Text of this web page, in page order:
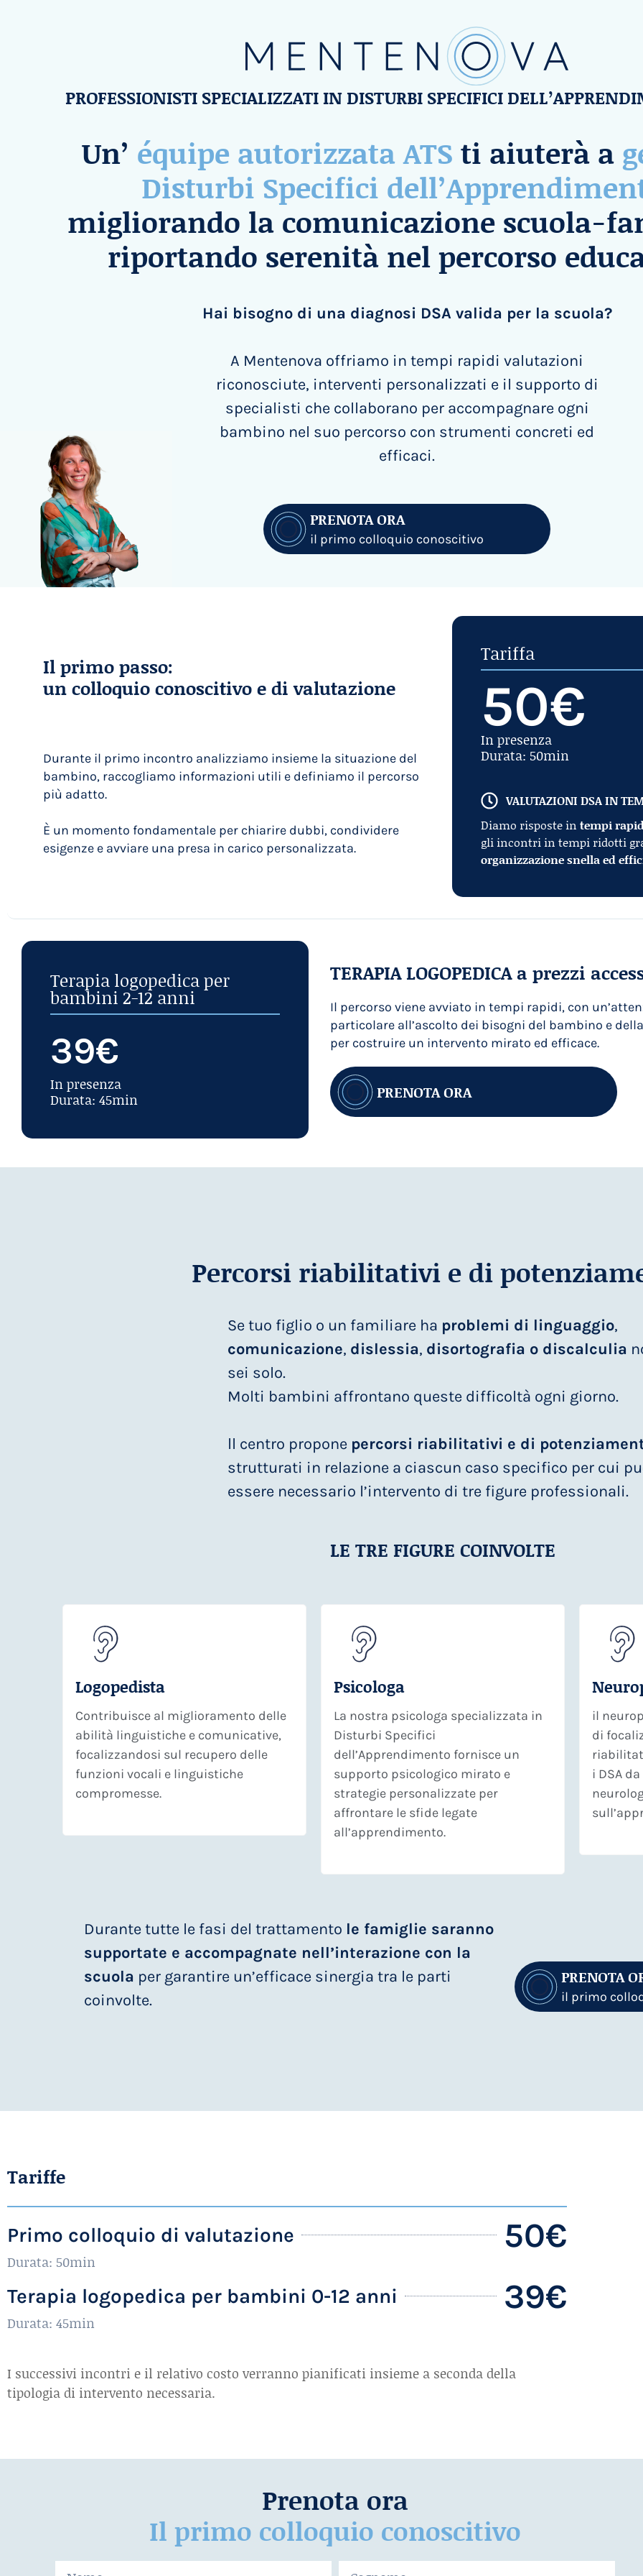
PROFESSIONISTI SPECIALIZZATI IN DISTURBI SPECIFICI
Un’ équipe autorizzata ATS ti aiuterà a
Disturbi Specifici
migliorando la comunicazione scuola-
riportando serenità nel percorso
Hai bisogno di una diagnosi DSA valida per la scuola?
A Mentenova offriamo in tempi rapidi valutazioni
riconosciute, interventi personalizzati e il supporto di
specialisti che collaborano per accompagnare ogni
bambino nel suo percorso con strumenti concreti ed
efficaci.
PRENOTA ORA
il primo colloquio conoscitivo
Il primo passo:
un colloquio conoscitivo e di valutazione
Durante il primo incontro analizziamo insieme la situazione del
bambino, raccogliamo informazioni utili e definiamo il percorso
più adatto.
È un momento fondamentale per chiarire dubbi, condividere
esigenze e avviare una presa in carico personalizzata.
Tariffa
50€
In presenza
Durata: 50min
VALUTAZIONI DSA IN
Diamo risposte in tempi
gli incontri in tempi ridotti
organizzazione snella ed
Terapia logopedica per
bambini 2-12 anni
39€
In presenza
Durata: 45min
TERAPIA LOGOPEDICA a prezzi
Il percorso viene avviato in tempi rapidi, con
particolare all’ascolto dei bisogni del bambino e
per costruire un intervento mirato ed efficace.
PRENOTA ORA
Percorsi riabilitativi e di
Se tuo figlio o un familiare ha problemi di linguaggio,
comunicazione, dislessia, disortografia o discalculia
sei solo.
Molti bambini affrontano queste difficoltà ogni giorno.
ll centro propone percorsi riabilitativi e di
strutturati in relazione a ciascun caso specifico per cui
essere necessario l’intervento di tre figure professionali.
LE TRE FIGURE COINVOLTE
Logopedista
Contribuisce al miglioramento delle
abilità linguistiche e comunicative,
focalizzandosi sul recupero delle
funzioni vocali e linguistiche
compromesse.
Psicologa
La nostra psicologa specializzata in
Disturbi Specifici
dell’Apprendimento fornisce un
supporto psicologico mirato e
strategie personalizzate per
affrontare le sfide legate
all’apprendimento.
il
di
i DSA
Durante tutte le fasi del trattamento le famiglie saranno
supportate e accompagnate nell’interazione con la
scuola per garantire un’efficace sinergia tra le parti
coinvolte.
PRENOTA
il primo
Tariffe
Primo colloquio di valutazione 50€
Durata: 50min
Terapia logopedica per bambini 0-12 anni​ 39€
Durata: 45min
I successivi incontri e il relativo costo verranno pianificati insieme a seconda della
tipologia di intervento necessaria.
Prenota ora
Il primo colloquio conoscitivo